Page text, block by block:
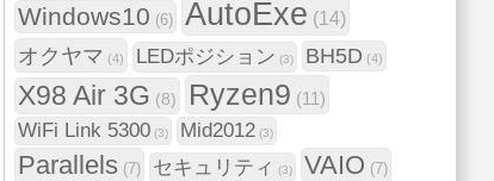
Windows10 (6) AutoExe (14)
オクヤマ (4) LEDポジション (3) BH5D (4)
X98 Air 3G (8) Ryzen9 (11)
WiFi Link 5300 (3) Mid2012 (3)
Parallels (7) セキュリティ (3) VAIO (7)